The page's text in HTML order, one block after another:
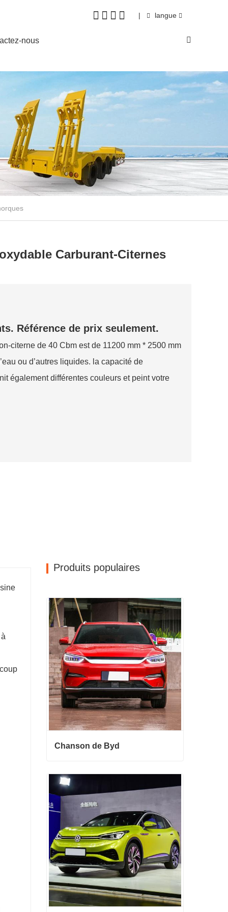
| langue
nous
Carburant-Citernes
Référence de prix seulement.
citerne de 40 Cbm est de 11200 mm * 2500 mm
ou d’autres liquides. la capacité de
également différentes couleurs et peint votre
Produits populaires
Chanson de Byd
Chanson de Byd
Contact maintenant